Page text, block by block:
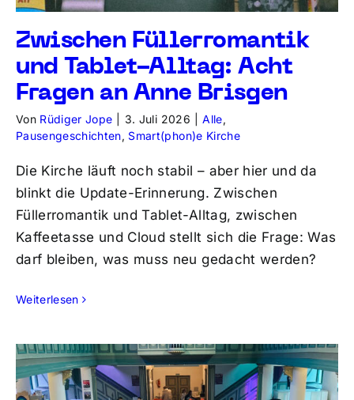
Zwischen Füllerromantik
und Tablet-Alltag: Acht
Fragen an Anne Brisgen
Von Rüdiger Jope 3. Juli 2026 Alle,
Pausengeschichten, Smart(phon)e Kirche
Die Kirche läuft noch stabil – aber hier und da
blinkt die Update-Erinnerung. Zwischen
Füllerromantik und Tablet-Alltag, zwischen
Kaffeetasse und Cloud stellt sich die Frage: Was
darf bleiben, was muss neu gedacht werden?
Weiterlesen